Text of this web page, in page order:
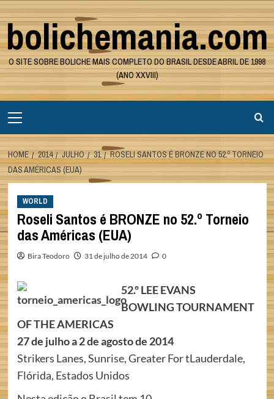
Skip
to
content
bolichemania.com
O SITE SOBRE BOLICHE MAIS COMPLETO DO BRASIL DESDE ABRIL DE 1998
(ANO XXVIII)
Menu
HOME 2014 JULHO 31
ROSELI SANTOS É BRONZE NO 52.º TORNEIO
DAS AMÉRICAS (EUA)
WORLD
Roseli Santos é BRONZE no 52.º Torneio
das Américas (EUA)
Bira Teodoro 31 de julho de 2014 0
52.º LEE EVANS
BOWLING TOURNAMENT
OF THE AMERICAS
27 de julho a 2 de agosto de 2014
Strikers Lanes, Sunrise, Greater For tLauderdale,
Flórida, Estados Unidos